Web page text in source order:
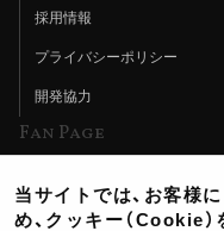
採用情報
プライバシーポリシー
開発協力
Fan Page
ヨシムラTV
当サイトでは、お客様
め、クッキー（Cookie）